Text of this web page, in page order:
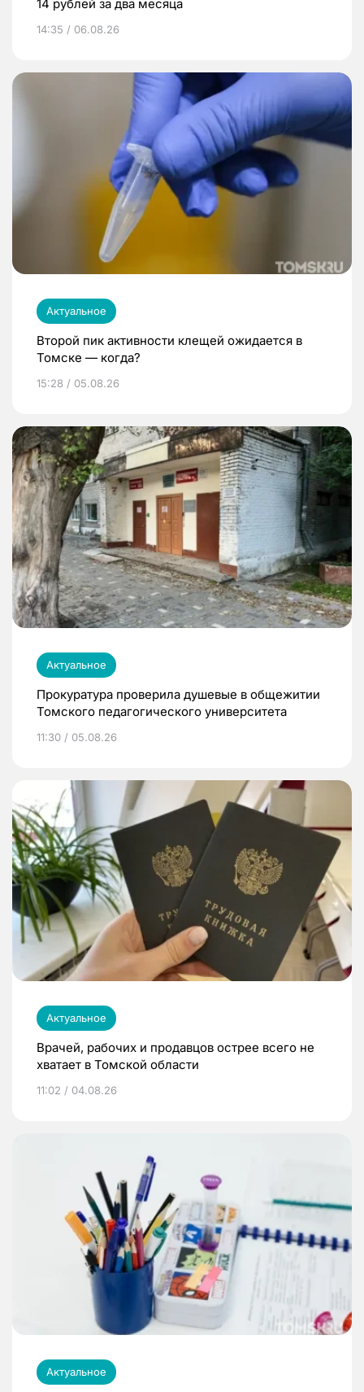
14 рублей за два месяца
14:35 / 06.08.26
Актуальное
Второй пик активности клещей ожидается в
Томске — когда?
15:28 / 05.08.26
Актуальное
Прокуратура проверила душевые в общежитии
Томского педагогического университета
11:30 / 05.08.26
Актуальное
Врачей, рабочих и продавцов острее всего не
хватает в Томской области
11:02 / 04.08.26
Актуальное